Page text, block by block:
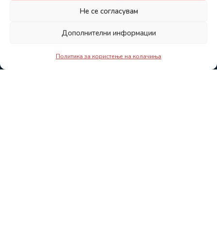
Не се согласувам
Дополнителни информации
Политика за користење на колачиња